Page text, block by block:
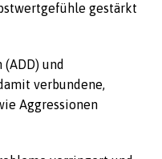
gestärkt
und
verbundene,
Aggressionen